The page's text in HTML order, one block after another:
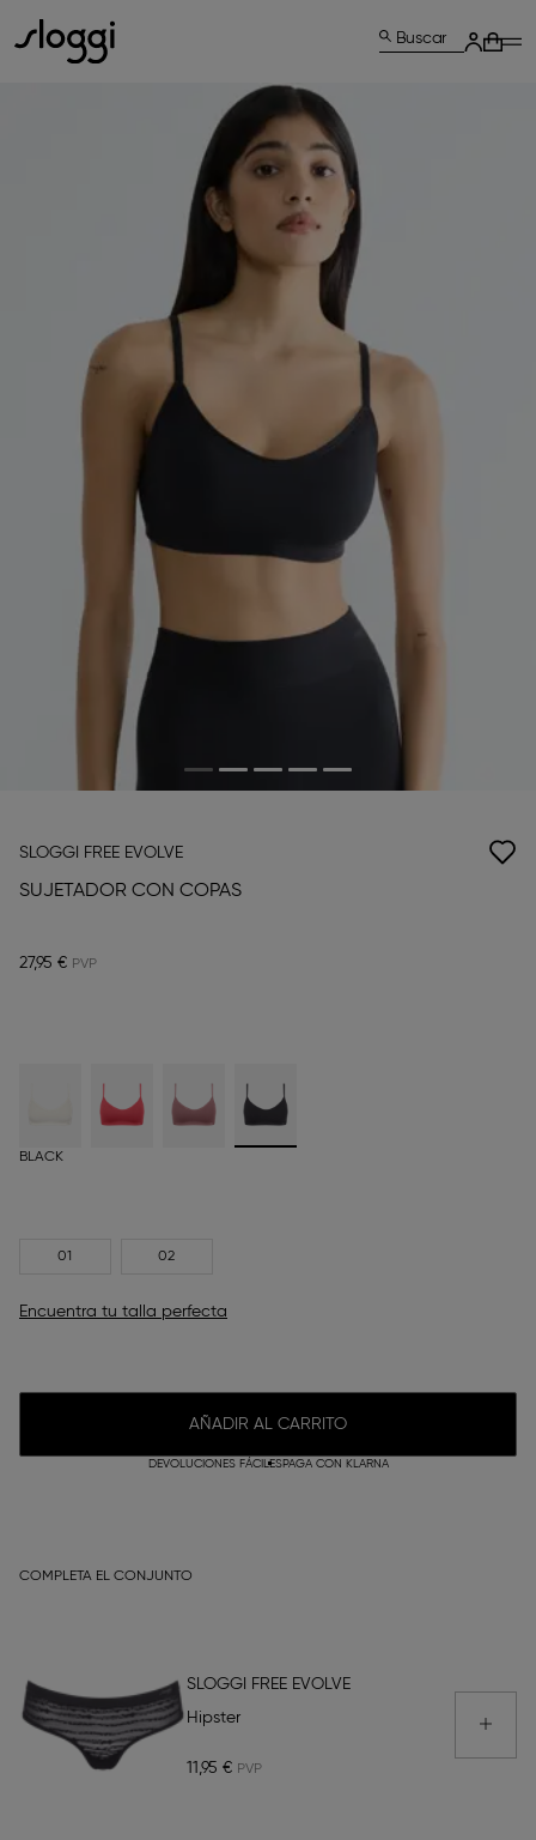
Buscar
SLOGGI FREE EVOLVE
SUJETADOR CON COPAS
27,95 €
BLACK
01 02
Encuentra tu talla perfecta
AÑADIR AL CARRITO
DEVOLUCIONES FÁCILESPAGA CON KLARNA
COMPLETA EL CONJUNTO
SLOGGI FREE EVOLVE
Hipster
11,95 €